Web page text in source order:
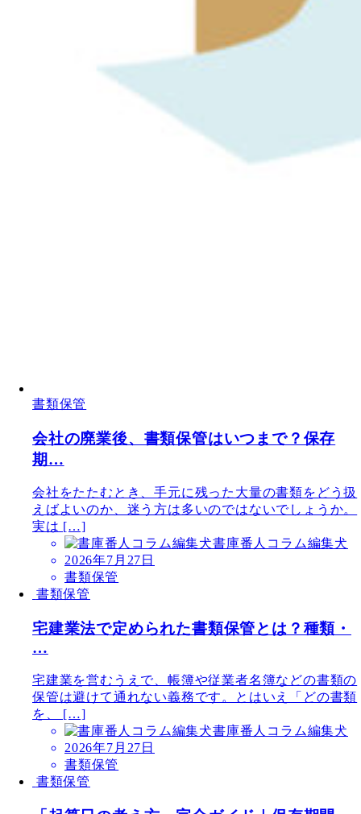
書類保管
会社の廃業後、書類保管はいつまで？保存
期…
会社をたたむとき、手元に残った大量の書類をどう扱
えばよいのか、迷う方は多いのではないでしょうか。
実は […]
書庫番人コラム編集犬
2026年7月27日
書類保管
書類保管
宅建業法で定められた書類保管とは？種類・
…
宅建業を営むうえで、帳簿や従業者名簿などの書類の
保管は避けて通れない義務です。とはいえ「どの書類
を、 […]
書庫番人コラム編集犬
2026年7月27日
書類保管
書類保管